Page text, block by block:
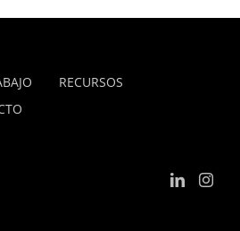
RECURSOS